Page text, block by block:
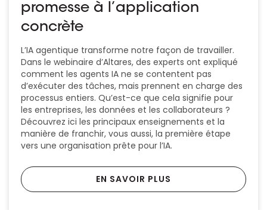
promesse à l’application
concrète
L’IA agentique transforme notre façon de travailler.
Dans le webinaire d’Altares, des experts ont expliqué
comment les agents IA ne se contentent pas
d’exécuter des tâches, mais prennent en charge des
processus entiers. Qu’est-ce que cela signifie pour
les entreprises, les données et les collaborateurs ?
Découvrez ici les principaux enseignements et la
manière de franchir, vous aussi, la première étape
vers une organisation prête pour l’IA.
EN SAVOIR PLUS